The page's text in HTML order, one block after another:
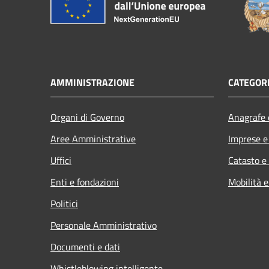
AMMINISTRAZIONE
Organi di Governo
Aree Amministrative
Uffici
Enti e fondazioni
Politici
Personale Amministrativo
Documenti e dati
Imprese
Catasto
Mobilità